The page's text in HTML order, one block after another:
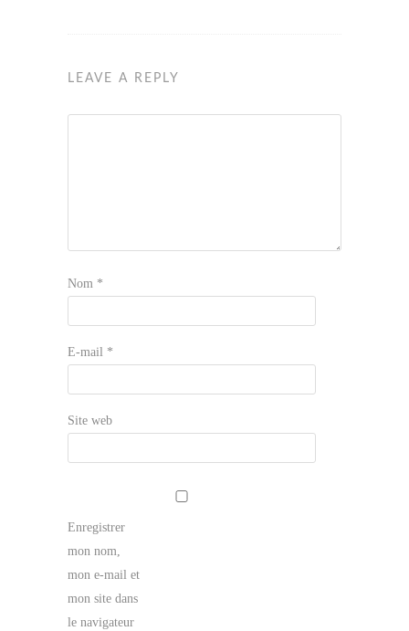
LEAVE A REPLY
Nom *
E-mail *
Site web
Enregistrer
mon nom,
mon e-mail et
mon site dans
le navigateur